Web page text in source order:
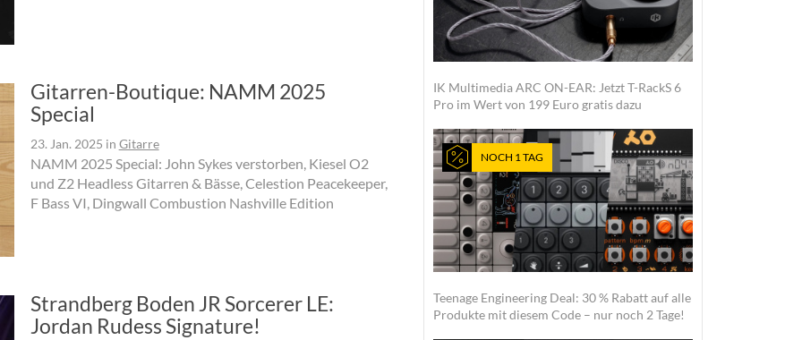
Gitarren-Boutique: NAMM 2025
Special
23. Jan. 2025 in Gitarre
NAMM 2025 Special: John Sykes verstorben, Kiesel O2
und Z2 Headless Gitarren & Bässe, Celestion Peacekeeper,
F Bass VI, Dingwall Combustion Nashville Edition
Strandberg Boden JR Sorcerer LE:
Jordan Rudess Signature!
IK Multimedia ARC ON-EAR: Jetzt T-RackS 6
Pro im Wert von 199 Euro gratis dazu
NOCH 1 TAG
Teenage Engineering Deal: 30 % Rabatt auf alle
Produkte mit diesem Code – nur noch 2 Tage!